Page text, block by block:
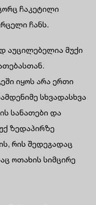
ჩაკეტილი
ჩანს.
აუცილებელია მუქი
იყოს არა ერთი
სხვადასხვა
სანათები და
ზედაპირზე
რის შედეგადაც
ოთახის სიმცირე